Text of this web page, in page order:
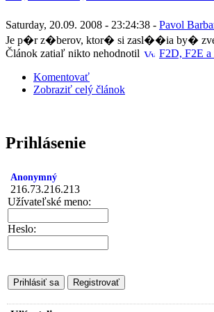
Saturday, 20.09. 2008 - 23:24:38 - Pavol
Je p�r z�berov, ktor� si zasl��ia by�
Článok zatiaľ nikto nehodnotil
F2D, F2E a
Komentovať
Zobraziť celý článok
Prihlásenie
Anonymný
216.73.216.213
Užívateľské meno:
Heslo: